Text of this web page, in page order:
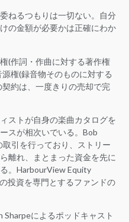
ねるつもりは一切ない。自分
の金額が必要かは正確にわか
(作詞・作曲に対する著作権
権(録音物そのものに対する
約は、一度きりの売却で完
ストが自身の楽曲カタログを
スが相次いでいる。Bob
引を行っており、ストリー
離れ、まとまった資金を先に
。HarbourView Equity
投資を専門とするファンドの
によるポッドキャスト